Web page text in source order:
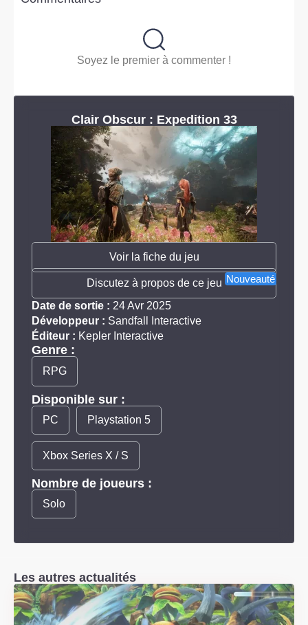
Soyez le premier à commenter !
Clair Obscur : Expedition 33
Voir la fiche du jeu
Nouveauté
Discutez à propos de ce jeu
Date de sortie : 24 Avr 2025
Développeur : Sandfall Interactive
Éditeur : Kepler Interactive
Genre :
RPG
Disponible sur :
PC Playstation 5
Xbox Series X / S
Nombre de joueurs :
Solo
Les autres actualités